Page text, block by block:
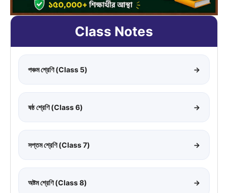
Class Notes
পঞ্চম শ্রেণি (Class 5) →
ষষ্ঠ শ্রেণি (Class 6) →
সপ্তম শ্রেণি (Class 7) →
অষ্টম শ্রেণি (Class 8) →